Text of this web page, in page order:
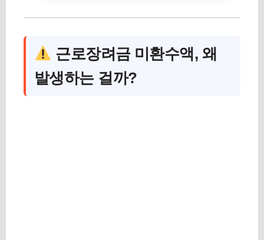
근로장려금 미환수액, 왜
발생하는 걸까?